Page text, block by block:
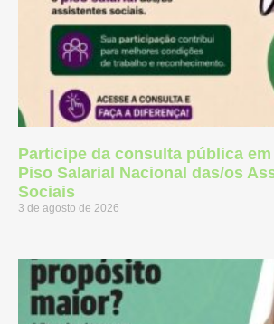
Participe da consulta pública
Piso Salarial Nacional das/os
Sociais
3 de agosto de 2026